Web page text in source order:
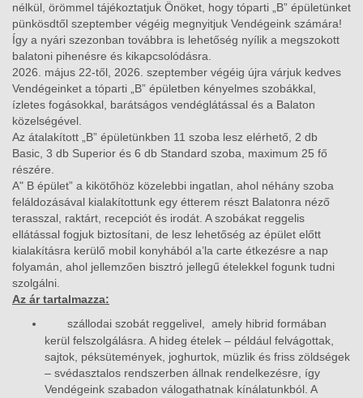
nélkül, örömmel tájékoztatjuk Önöket, hogy tóparti „B” épületünket
pünkösdtől szeptember végéig megnyitjuk Vendégeink számára!
Így a nyári szezonban továbbra is lehetőség nyílik a megszokott
balatoni pihenésre és kikapcsolódásra.
2026. május 22-től, 2026. szeptember végéig újra várjuk kedves
Vendégeinket a tóparti „B” épületben kényelmes szobákkal,
ízletes fogásokkal, barátságos vendéglátással és a Balaton
közelségével.
Az átalakított „B” épületünkben 11 szoba lesz elérhető, 2 db
Basic, 3 db Superior és 6 db Standard szoba, maximum 25 fő
részére.
A" B épület” a kikötőhöz közelebbi ingatlan, ahol néhány szoba
feláldozásával kialakítottunk egy étterem részt Balatonra néző
terasszal, raktárt, recepciót és irodát. A szobákat reggelis
ellátással fogjuk biztosítani, de lesz lehetőség az épület előtt
kialakításra kerülő mobil konyhából a’la carte étkezésre a nap
folyamán, ahol jellemzően bisztró jellegű ételekkel fogunk tudni
szolgálni.
Az ár tartalmazza:
szállodai szobát reggelivel, amely hibrid formában
kerül felszolgálásra. A hideg ételek – például felvágottak,
sajtok, péksütemények, joghurtok, müzlik és friss zöldségek
– svédasztalos rendszerben állnak rendelkezésre, így
Vendégeink szabadon válogathatnak kínálatunkból. A